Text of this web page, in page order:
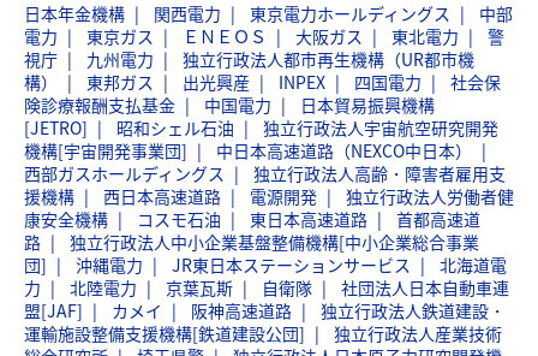
日本年金機構 関西電力 東京電力ホールディングス
中部
電力
東京ガス ＥＮＥＯＳ 大阪ガス 東北電力
警
視庁
九州電力
独立行政法人都市再生機構（UR都市機
構）
東邦ガス 出光興産 INPEX 四国電力
社会保
険診療報酬支払基金
中国電力
日本貿易振興機構
[JETRO]
昭和シェル石油
独立行政法人宇宙航空研究開発
機構[宇宙開発事業団]
中日本高速道路（NEXCO中日本）
西部ガスホールディングス
独立行政法人高齢・障害者雇用支
援機構
西日本高速道路 電源開発
独立行政法人労働者健
康安全機構
コスモ石油 東日本高速道路
首都高速道
路
独立行政法人中小企業基盤整備機構[中小企業総合事業
団]
沖縄電力 JR東日本ステーションサービス
北海道電
力
北陸電力 京葉瓦斯 自衛隊
社団法人日本自動車連
盟[JAF]
カメイ 阪神高速道路
独立行政法人鉄道建設・
運輸施設整備支援機構[鉄道建設公団]
独立行政法人産業技術